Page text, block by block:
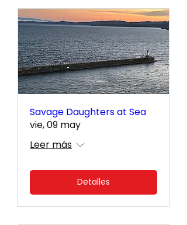
Savage Daughters at Sea
vie, 09 may
Leer más
Detalles